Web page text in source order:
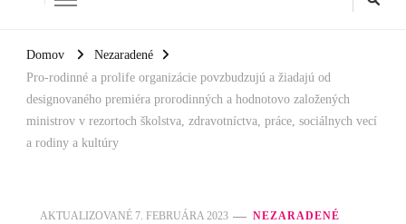
Domov
Nezaradené
Pro-rodinné a prolife organizácie povzbudzujú a žiadajú od
designovaného premiéra prorodinných a hodnotovo založených
ministrov v rezortoch školstva, zdravotníctva, práce, sociálnych vecí
a rodiny a kultúry
AKTUALIZOVANÉ 7. FEBRUÁRA 2023 NEZARADENÉ